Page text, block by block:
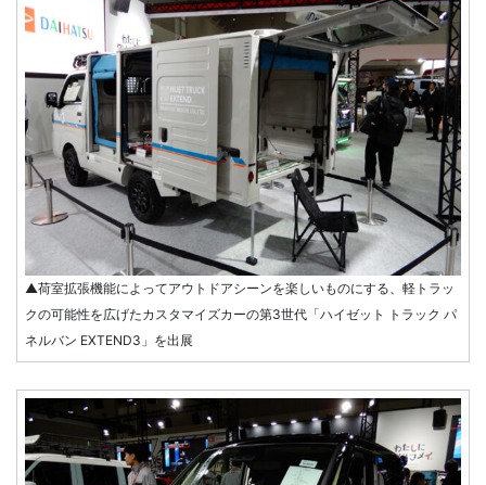
▲荷室拡張機能によってアウトドアシーンを楽しいものにする、軽トラッ
クの可能性を広げたカスタマイズカーの第3世代「ハイゼット トラック パ
ネルバン EXTEND3」を出展